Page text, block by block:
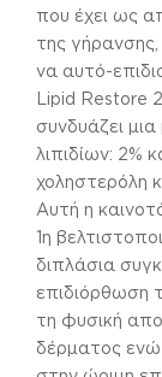
που έχει ως
της
να αυτό-
Lipid Restore
συνδυάζει
λιπιδίων: 2%
χοληστερόλη
Αυτή η
1η
διπλάσια
επιδιόρθωση
τη φυσική
δέρματος